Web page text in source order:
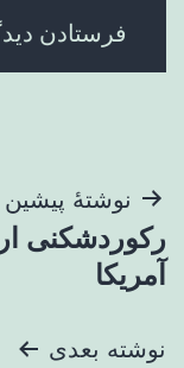
راهبری
نوشته
نوشتهٔ پیشین
رکوردشکنی
آمریکا
نوشته بعدی